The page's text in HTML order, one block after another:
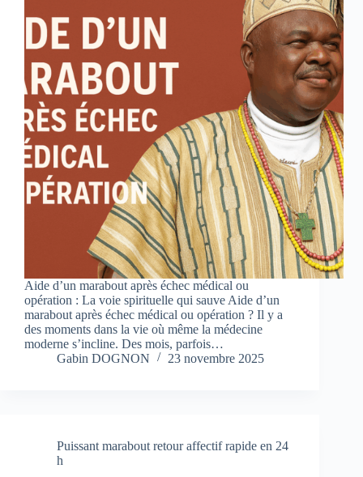
Aide d’un marabout après échec médical ou
opération : La voie spirituelle qui sauve Aide d’un
marabout après échec médical ou opération ? Il y a
des moments dans la vie où même la médecine
moderne s’incline. Des mois, parfois…
Gabin DOGNON
23 novembre 2025
Puissant marabout retour affectif rapide en 24
h